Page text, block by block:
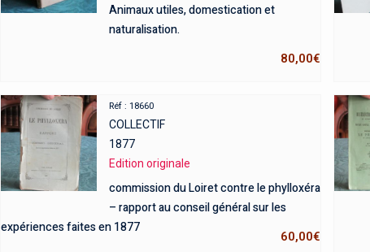
Animaux utiles, domestication et
naturalisation.
80,00€
Réf : 18660
COLLECTIF
1877
Edition originale
commission du Loiret contre le phylloxéra
– rapport au conseil général sur les
expériences faites en 1877
60,00€